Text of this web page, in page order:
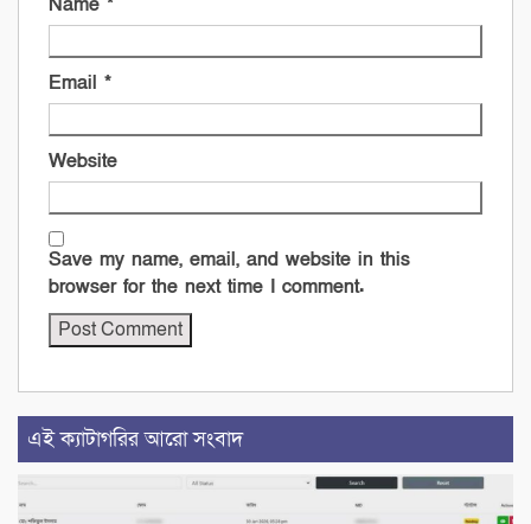
Email *
Website
Save my name, email, and website in this
browser for the next time I comment.
এই ক্যাটাগরির আরো সংবাদ